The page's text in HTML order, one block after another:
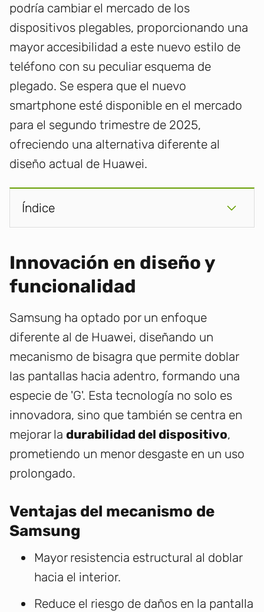
podría cambiar el mercado de los
dispositivos plegables, proporcionando una
mayor accesibilidad a este nuevo estilo de
teléfono con su peculiar esquema de
plegado. Se espera que el nuevo
smartphone esté disponible en el mercado
para el segundo trimestre de 2025,
ofreciendo una alternativa diferente al
diseño actual de Huawei.
Índice
Innovación en diseño y
funcionalidad
Samsung ha optado por un enfoque
diferente al de Huawei, diseñando un
mecanismo de bisagra que permite doblar
las pantallas hacia adentro, formando una
especie de 'G'. Esta tecnología no solo es
innovadora, sino que también se centra en
mejorar la durabilidad del dispositivo,
prometiendo un menor desgaste en un uso
prolongado.
Ventajas del mecanismo de
Samsung
Mayor resistencia estructural al doblar
hacia el interior.
Reduce el riesgo de daños en la pantalla